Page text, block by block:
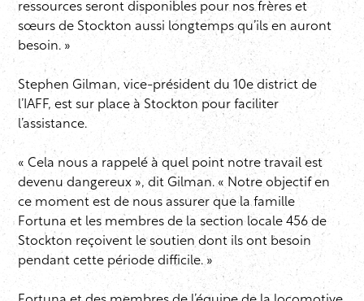
ressources seront disponibles pour nos frères et
sœurs de Stockton aussi longtemps qu’ils en auront
besoin. »
Stephen Gilman, vice-président du 10e district de
l’IAFF, est sur place à Stockton pour faciliter
l’assistance.
« Cela nous a rappelé à quel point notre travail est
devenu dangereux », dit Gilman. « Notre objectif en
ce moment est de nous assurer que la famille
Fortuna et les membres de la section locale 456 de
Stockton reçoivent le soutien dont ils ont besoin
pendant cette période difficile. »